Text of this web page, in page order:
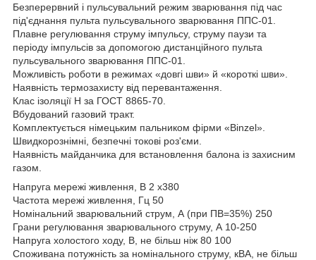
Безперервний і пульсувальний режим зварювання під час
під'єднання пульта пульсувального зварювання ППС-01.
Плавне регулювання струму імпульсу, струму паузи та
періоду імпульсів за допомогою дистанційного пульта
пульсувального зварювання ППС-01.
Можливість роботи в режимах «довгі шви» й «короткі шви».
Наявність термозахисту від перевантаження.
Клас ізоляції Н за ГОСТ 8865-70.
Вбудований газовий тракт.
Комплектується німецьким пальником фірми «Binzel».
Швидкорознімні, безпечні токові роз'єми.
Наявність майданчика для встановлення балона із захисним
газом.
Напруга мережі живлення, В 2 х380
Частота мережі живлення, Гц 50
Номінальний зварювальний струм, А (при ПВ=35%) 250
Грани регулювання зварювального струму, А 10-250
Напруга холостого ходу, В, не більш ніж 80 100
Споживана потужність за номінального струму, кВА, не більш